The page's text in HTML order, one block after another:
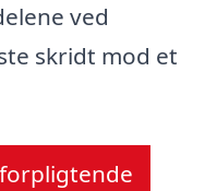
ved
skridt mod et